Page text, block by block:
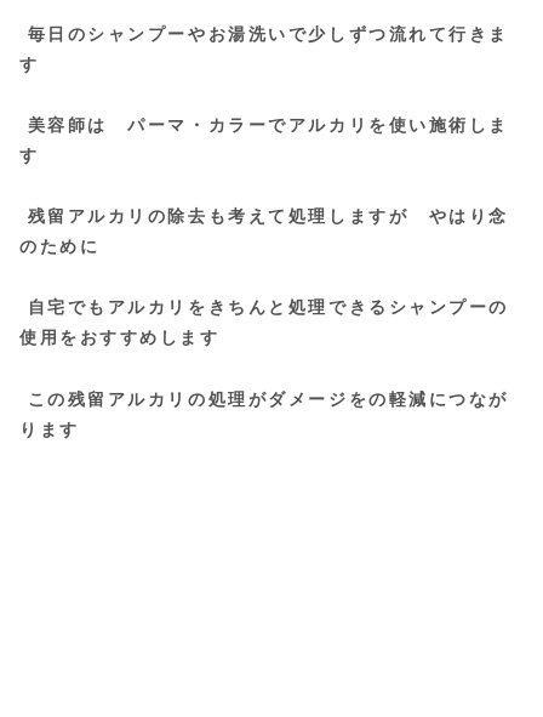
毎日のシャンプーやお湯洗いで少しずつ流れて行きま
す
美容師は パーマ・カラーでアルカリを使い施術しま
す
残留アルカリの除去も考えて処理しますが やはり念
のために
自宅でもアルカリをきちんと処理できるシャンプーの
使用をおすすめします
この残留アルカリの処理がダメージをの軽減につなが
ります